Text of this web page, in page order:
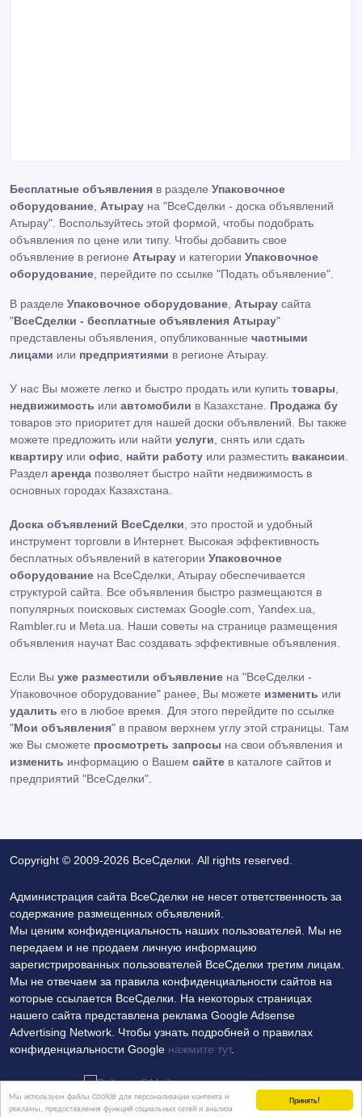
Принять!
Мы используем файлы cookie для персонализации контента и
рекламы, предоставления функций социальных сетей и анализа
Бесплатные объявления в разделе Упаковочное
оборудование Атырау на "ВсеСделки - доска объявлений
Атырау". Воспользуйтесь этой формой, чтобы подобрать
объявления по цене или типу. Чтобы добавить свое
объявление в регионе Атырау и категории Упаковочное
оборудование , перейдите по ссылке "Подать объявление"
В разделе Упаковочное оборудование Атырау сайта
"ВсеСделки - бесплатные объявления Атырау"
представлены объявления, опубликованные частными
лицами или предприятиями в регионе Атырау.
У нас Вы можете легко и быстро продать или купить товары
недвижимость или автомобили в Казахстане. Продажа бу
товаров это приоритет для нашей доски объявлений. Вы также
можете предложить или найти услуги , снять или сдать
квартиру или офис найти работу или разместить вакансии
Раздел аренда позволяет быстро найти недвижимость в
основных городах Казахстана.
Доска объявлений ВсеСделки , это простой и удобный
инструмент торговли в Интернет. Высокая эффективность
бесплатных объявлений в категории Упаковочное
оборудование на ВсеСделки, Атырау обеспечивается
структурой сайта. Все объявления быстро размещаются в
популярных поисковых системах Google.com, Yandex.ua,
Rambler.ru и Meta.ua. Наши советы на странице размещения
объявления научат Вас создавать эффективные объявления.
Если Вы уже разместили объявление на "ВсеСделки -
Упаковочное оборудование" ранее, Вы можете изменить или
удалить его в любое время. Для этого перейдите по ссылке
"Мои объявления" в правом верхнем углу этой страницы. Там
же Вы сможете просмотреть запросы на свои объявления и
изменить информацию о Вашем сайте в каталоге сайтов и
предприятий "ВсеСделки".
Copyright © 2009-2026 ВсеСделки. All rights reserved.
Администрация сайта ВсеСделки не несет ответственность за
содержание размещенных объявлений.
Мы ценим конфиденциальность наших пользователей. Мы не
передаем и не продаем личную информацию
зарегистрированных пользователей ВсеСделки третим лицам.
Мы не отвечаем за правила конфиденциальности сайтов на
которые ссылается ВсеСделки. На некоторых страницах
нашего сайта представлена реклама Google Adsense
Advertising Network. Чтобы узнать подробней о правилах
конфиденциальности Google нажмите тут.